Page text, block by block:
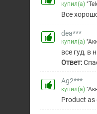
купил(а)
Все
dea***
купил(а)
все гуд, в
Ответ:
Ag2***
купил(а)
Product as